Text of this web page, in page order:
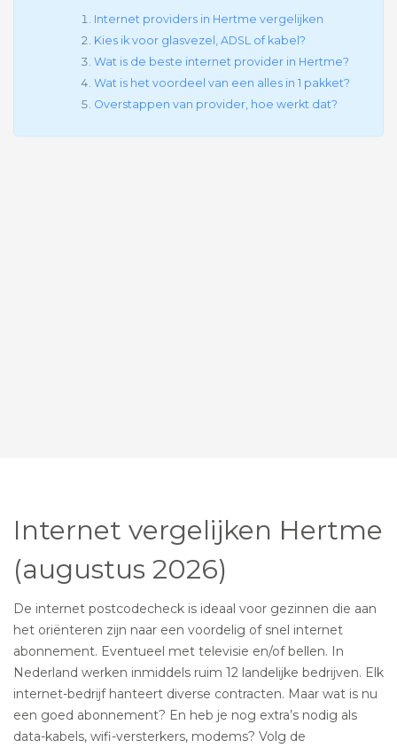
Internet providers in Hertme vergelijken
Kies ik voor glasvezel, ADSL of kabel?
Wat is de beste internet provider in Hertme?
Wat is het voordeel van een alles in 1 pakket?
Overstappen van provider, hoe werkt dat?
Internet vergelijken Hertme
(augustus 2026)
De internet postcodecheck is ideaal voor gezinnen die aan
het oriënteren zijn naar een voordelig of snel internet
abonnement. Eventueel met televisie en/of bellen. In
Nederland werken inmiddels ruim 12 landelijke bedrijven. Elk
internet-bedrijf hanteert diverse contracten. Maar wat is nu
een goed abonnement? En heb je nog extra’s nodig als
data-kabels, wifi-versterkers, modems? Volg de